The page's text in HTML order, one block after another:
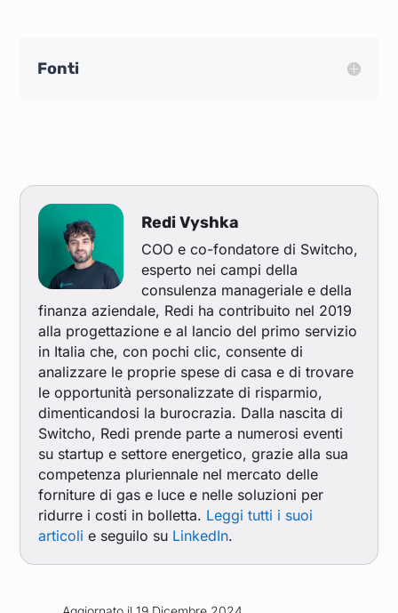
Fonti
Redi Vyshka
COO e co-fondatore di Switcho,
esperto nei campi della
consulenza manageriale e della
finanza aziendale, Redi ha contribuito nel 2019
alla progettazione e al lancio del primo servizio
in Italia che, con pochi clic, consente di
analizzare le proprie spese di casa e di trovare
le opportunità personalizzate di risparmio,
dimenticandosi la burocrazia. Dalla nascita di
Switcho, Redi prende parte a numerosi eventi
su startup e settore energetico, grazie alla sua
competenza pluriennale nel mercato delle
forniture di gas e luce e nelle soluzioni per
ridurre i costi in bolletta. Leggi tutti i suoi
articoli e seguilo su LinkedIn.